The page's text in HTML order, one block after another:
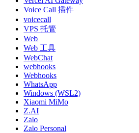
Voice Call 插件
voicecall
VPS 托管
Web
Web 工具
WebChat
webhooks
Webhooks
WhatsApp
Windows (WSL2)
Xiaomi MiMo
Z.AI
Zalo
Zalo Personal